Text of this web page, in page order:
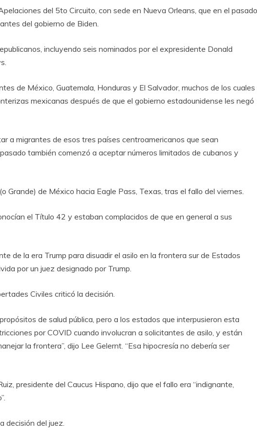
del 5to Circuito, con sede en Nueva Orleans, que en el pasado
del gobierno de Biden.
incluyendo seis nominados por el expresidente Donald
de México, Guatemala, Honduras y El Salvador, muchos de los cuales
mexicanas después de que el gobierno estadounidense les negó
a migrantes de esos tres países centroamericanos que sean
también comenzó a aceptar números limitados de cubanos y
Grande) de México hacia Eagle Pass, Texas, tras el fallo del viernes.
el Título 42 y estaban complacidos de que en general a sus
de la era Trump para disuadir el asilo en la frontera sur de Estados
por un juez designado por Trump.
Civiles criticó la decisión.
de salud pública, pero a los estados que interpusieron esta
por COVID cuando involucran a solicitantes de asilo, y están
la frontera”, dijo Lee Gelernt. “Esa hipocresía no debería ser
presidente del Caucus Hispano, dijo que el fallo era “indignante,
decisión del juez.